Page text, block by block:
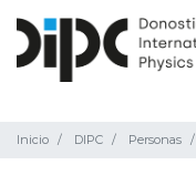
Inicio DIPC Personas